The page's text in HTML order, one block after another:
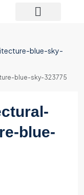
blue-sky-
blue-sky-323775
blue-